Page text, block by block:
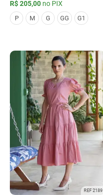
R$ 205,00 no PIX
P M G GG G1
REF 2189